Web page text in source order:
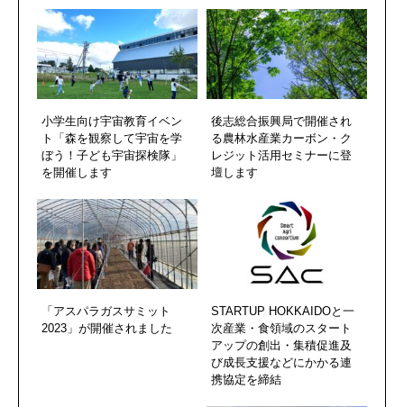
小学生向け宇宙教育イベン
ト「森を観察して宇宙を学
ぼう！子ども宇宙探検隊」
を開催します
後志総合振興局で開催され
る農林水産業カーボン・ク
レジット活用セミナーに登
壇します
「アスパラガスサミット
2023」が開催されました
STARTUP HOKKAIDOと一
次産業・食領域のスタート
アップの創出・集積促進及
び成長支援などにかかる連
携協定を締結